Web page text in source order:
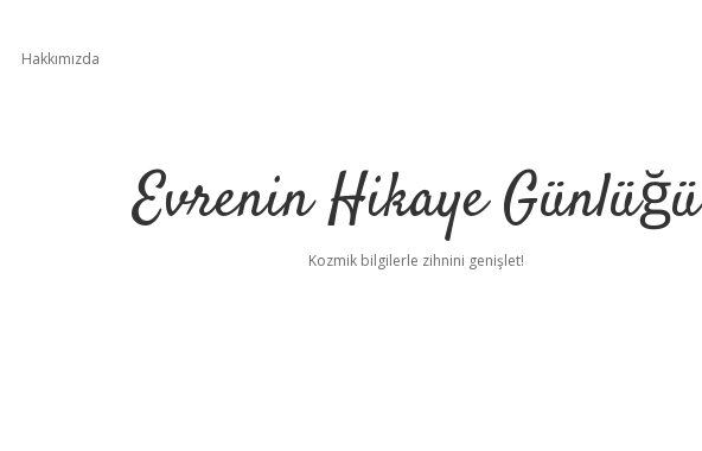
Hakkımızda
Evrenin Hikaye Günlüğü
Kozmik bilgilerle zihnini genişlet!